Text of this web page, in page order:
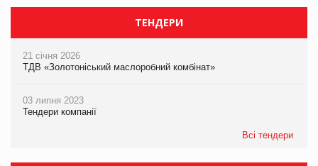
ТЕНДЕРИ
21 січня 2026
ТДВ «Золотоніський маслоробний комбінат»
03 липня 2023
Тендери компанії
Всі тендери